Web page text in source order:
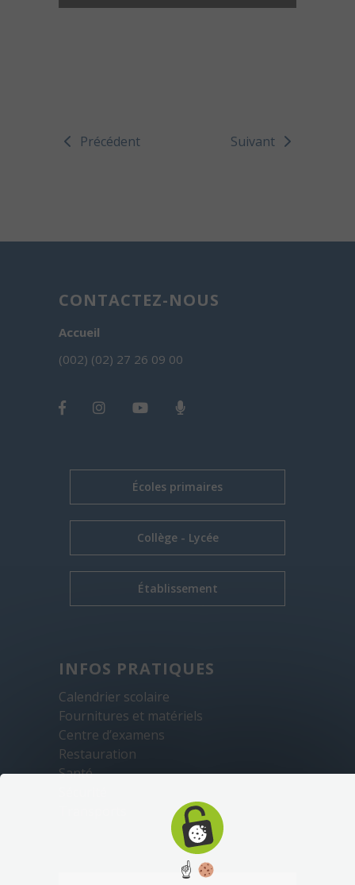
Précédent Suivant
CONTACTEZ-NOUS
Accueil
(002) (02) 27 26 09 00
Écoles primaires
Collège - Lycée
Établissement
INFOS PRATIQUES
Calendrier scolaire
Fournitures et matériels
Centre d’examens
Restauration
Santé
☝